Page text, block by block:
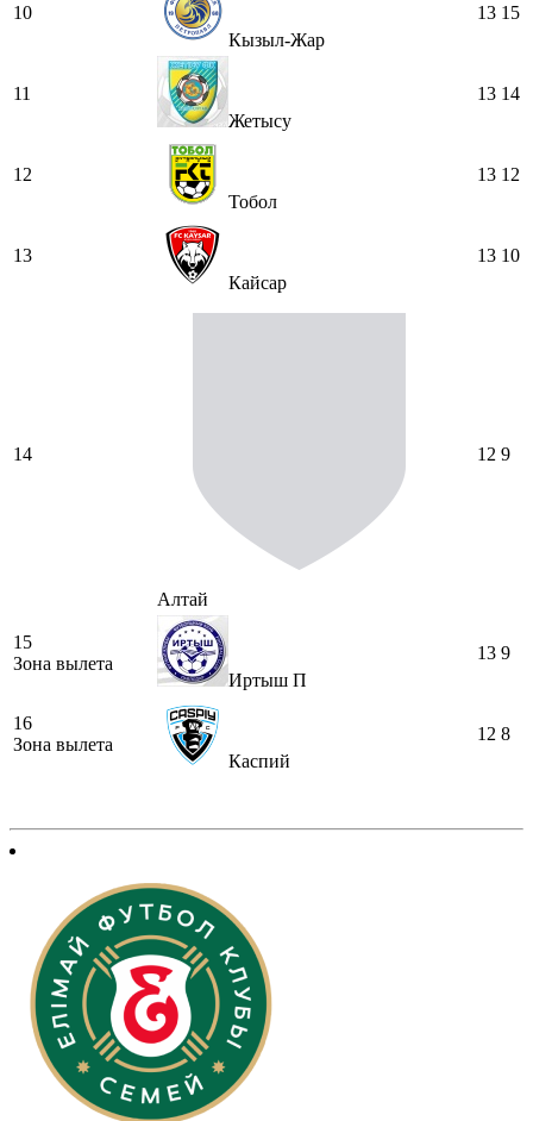
10
Кызыл-Жар
13 15
11
Жетысу
13 14
12
Тобол
13 12
13
Кайсар
13 10
14
Алтай
12 9
15
Зона вылета
Иртыш П
13 9
16
Зона вылета
Каспий
12 8